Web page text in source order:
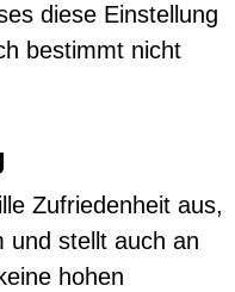
diese Einstellung
bestimmt nicht
Zufriedenheit aus,
und stellt auch an
hohen